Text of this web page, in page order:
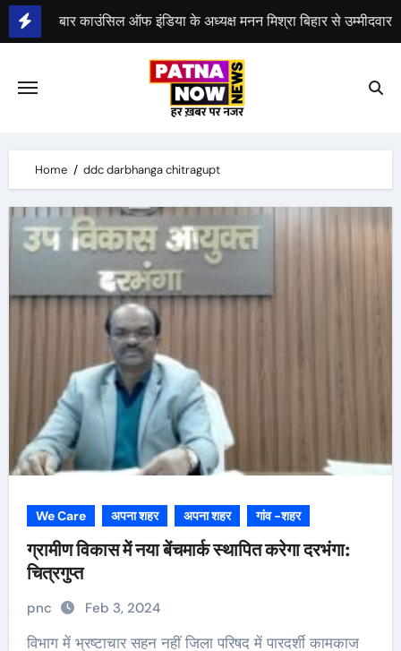
Skip
to
बार काउंसिल ऑफ इंडिया के अध्यक्ष मनन मिश्रा बिहार से उम्मीदवार
भीम सेना का भारत बंद, राजद का बंद को समर्थन
Home ddc darbhanga chitragupt
We Care अपना शहर अपना शहर गांव -शहर
ग्रामीण विकास में नया बेंचमार्क स्थापित करेगा दरभंगा:
चित्रगुप्त
pnc Feb 3, 2024
विभाग में भ्रष्टाचार सहन नहीं जिला परिषद में पारदर्शी कामकाज